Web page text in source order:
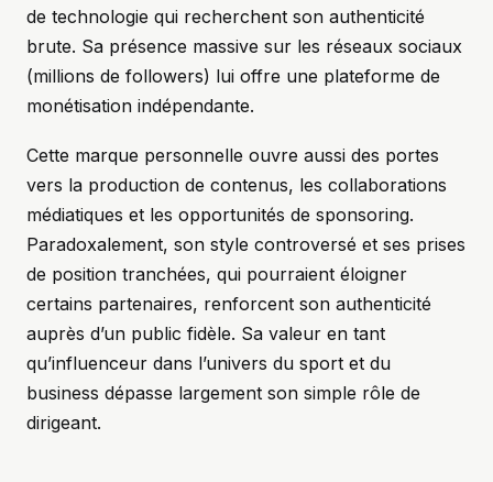
de technologie qui recherchent son authenticité
brute. Sa présence massive sur les réseaux sociaux
(millions de followers) lui offre une plateforme de
monétisation indépendante.
Cette marque personnelle ouvre aussi des portes
vers la production de contenus, les collaborations
médiatiques et les opportunités de sponsoring.
Paradoxalement, son style controversé et ses prises
de position tranchées, qui pourraient éloigner
certains partenaires, renforcent son authenticité
auprès d’un public fidèle. Sa valeur en tant
qu’influenceur dans l’univers du sport et du
business dépasse largement son simple rôle de
dirigeant.